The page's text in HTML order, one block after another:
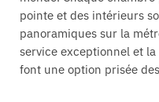
pointe et des intérieurs
panoramiques sur la
service exceptionnel et
font une option prisée